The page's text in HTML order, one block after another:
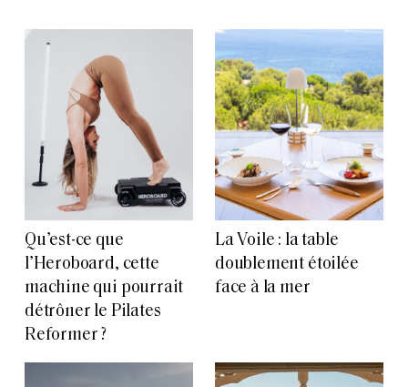
Qu’est-ce que
l’Heroboard, cette
machine qui pourrait
détrôner le Pilates
Reformer ?
La Voile : la table
doublement étoilée
face à la mer